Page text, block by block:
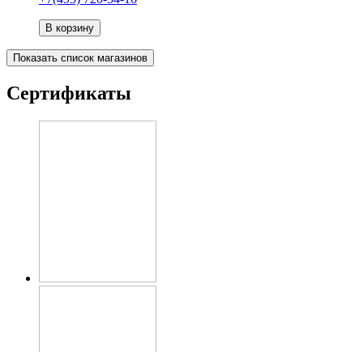
В корзину
Показать список магазинов
Сертификаты